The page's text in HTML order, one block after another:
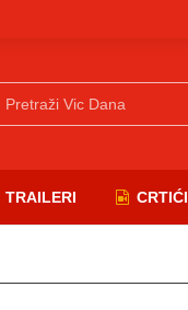
TRAILERI CRTIĆI